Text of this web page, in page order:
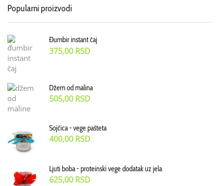
Popularni proizvodi
Đumbir instant čaj
375,00 RSD
Džem od malina
505,00 RSD
Sojčica - vege pašteta
400,00 RSD
Ljuti boba - proteinski vege dodatak uz jela
625,00 RSD